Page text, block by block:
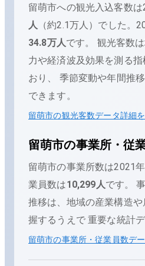
留萌市への観光入込客数は
人
（約2.1万人 ）でした。
34.8万人です。
観光客数
力や経済波及効果を測る
おり、 季節変動や年間推
できます。
留萌市の観光客数データ詳細
留萌市の事業所・従
留萌市の事業所数は2021
業員数は10,299 人です。
推移は、地域の産業構造
握するうえで 重要な統計デ
留萌市の事業所・従業員数デ